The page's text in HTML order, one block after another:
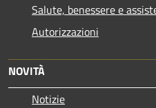
Salute, benessere e
Autorizzazioni
NOVITÀ
Notizie